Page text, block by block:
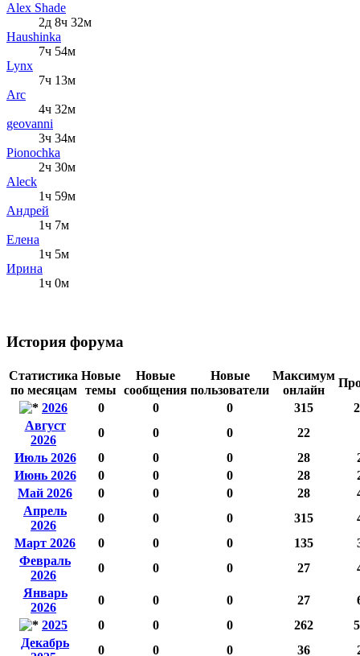
Alex Shade
2д 8ч 32м
Haushinka
7ч 54м
Lynx
7ч 13м
Arc
4ч 32м
geovanni
3ч 34м
Pionochka
2ч 30м
Aleck
1ч 59м
Андрей
1ч 7м
Елена
1ч 5м
Ирина
1ч 0м
История форума
Статистика
по месяцам
Новые
темы
Новые
сообщения
Новые
пользователи
Максимум
онлайн
2026
0 0 0 315
Август
2026
0 0 0 22
Июль 2026
0 0 0 28
Июнь 2026
0 0 0 28
Май 2026
0 0 0 28
Апрель
2026
0 0 0 315
Март 2026
0 0 0 135
Февраль
2026
0 0 0 27
Январь
2026
0 0 0 27
2025
0 0 0 262
Декабрь
0 0 0 36